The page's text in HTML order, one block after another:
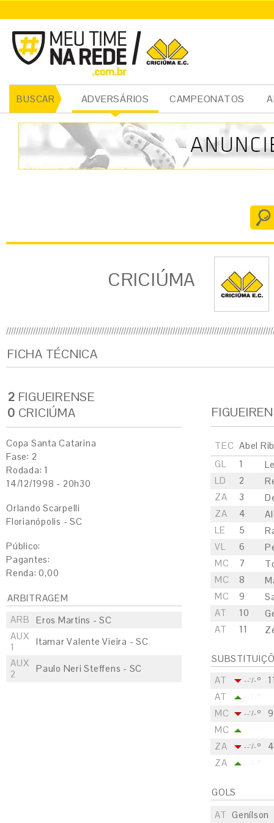
BUSCAR ADVERSÁRIOS CAMPEONATOS
CRICIÚMA
CRICIÚMA
FICHA TÉCNICA
2 FIGUEIRENSE
0 CRICIÚMA
Copa Santa Catarina
Fase: 2
Rodada: 1
14/12/1998 - 20h30
Orlando Scarpelli
Florianópolis - SC
Público:
Pagantes:
Renda: 0,00
ARBITRAGEM
ARB
Eros Martins - SC
AUX
1
Itamar Valente Vieira - SC
AUX
2
Paulo Neri Steffens - SC
TEC Abel
GL
1
LD
2
ZA
3
ZA
4
LE
5
VL
6
MC
7
MC
8
MC
9
AT
10
AT
11
AT
--'/-º
AT
MC --'/-º
9
MC
ZA --'/-º
4
ZA
GOLS
AT Genílson